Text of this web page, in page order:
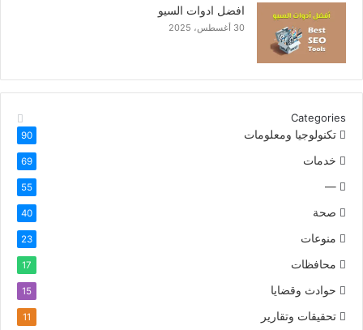
افضل ادوات السيو
30 أغسطس، 2025
Categories
تكنولوجيا ومعلومات
90
خدمات 69
—
55
صحة 40
منوعات 23
محافظات 17
حوادث وقضايا 15
تحقيقات وتقارير 11